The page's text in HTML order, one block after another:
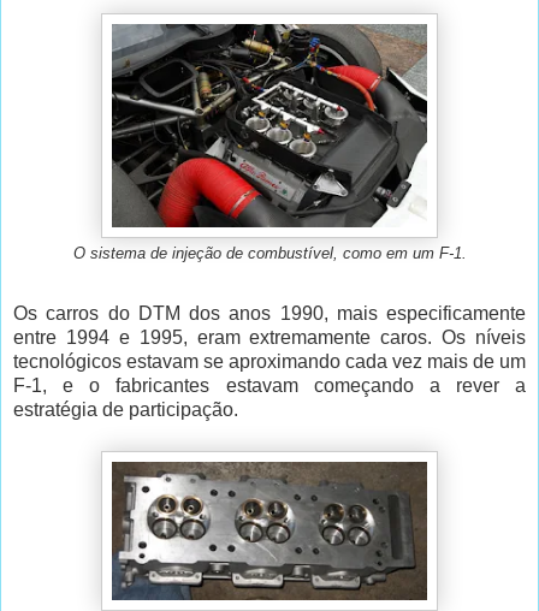
O sistema de injeção de combustível, como em um F-1.
Os carros do DTM dos anos 1990, mais especificamente
entre 1994 e 1995, eram extremamente caros. Os níveis
tecnológicos estavam se aproximando cada vez mais de um
F-1, e o fabricantes estavam começando a rever a
estratégia de participação.